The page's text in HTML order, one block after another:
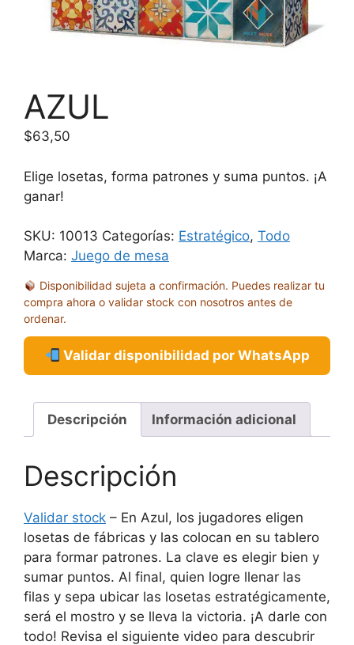
AZUL
$63,50
Elige losetas, forma patrones y suma puntos. ¡A
ganar!
SKU: 10013 Categorías: Estratégico, Todo
Marca: Juego de mesa
Disponibilidad sujeta a confirmación. Puedes realizar tu
compra ahora o validar stock con nosotros antes de
ordenar.
Validar disponibilidad por WhatsApp
Descripción Información adicional
Descripción
Validar stock – En Azul, los jugadores eligen
losetas de fábricas y las colocan en su tablero
para formar patrones. La clave es elegir bien y
sumar puntos. Al final, quien logre llenar las
filas y sepa ubicar las losetas estratégicamente,
será el mostro y se lleva la victoria. ¡A darle con
todo! Revisa el siguiente video para descubrir